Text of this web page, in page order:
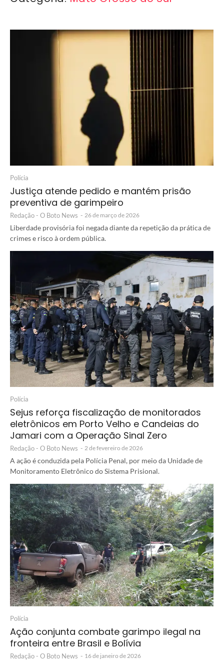
Polícia
Justiça atende pedido e mantém prisão
preventiva de garimpeiro
Redação - O Boto News - 26 de março de 2026
Liberdade provisória foi negada diante da repetição da prática de
crimes e risco à ordem pública.
Polícia
Sejus reforça fiscalização de monitorados
eletrônicos em Porto Velho e Candeias do
Jamari com a Operação Sinal Zero
Redação - O Boto News - 2 de fevereiro de 2026
A ação é conduzida pela Polícia Penal, por meio da Unidade de
Monitoramento Eletrônico do Sistema Prisional.
Polícia
Ação conjunta combate garimpo ilegal na
fronteira entre Brasil e Bolívia
Redação - O Boto News - 16 de janeiro de 2026